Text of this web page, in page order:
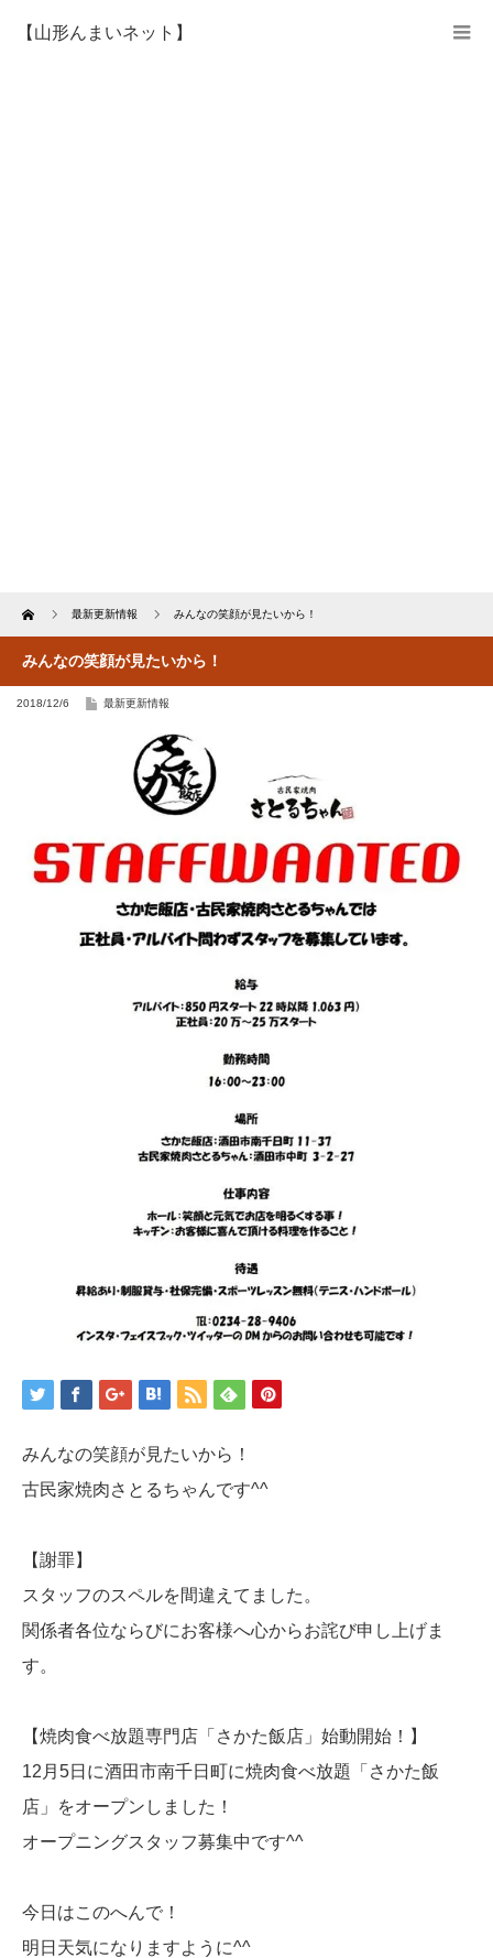
【山形んまいネット】
Home 最新更新情報 みんなの笑顔が見たいから！
みんなの笑顔が見たいから！
2018/12/6 最新更新情報
みんなの笑顔が見たいから！
古民家焼肉さとるちゃんです^^
【謝罪】
スタッフのスペルを間違えてました。
関係者各位ならびにお客様へ心からお詫び申し上げま
す。
【焼肉食べ放題専門店「さかた飯店」始動開始！】
12月5日に酒田市南千日町に焼肉食べ放題「さかた飯
店」をオープンしました！
オープニングスタッフ募集中です^^
今日はこのへんで！
明日天気になりますように^^